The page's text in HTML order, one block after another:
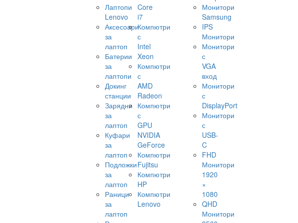
Лаптопи
Lenovo
Аксесоари
за
лаптоп
Батерии
за
лаптопи
Докинг
станции
Зарядни
за
лаптоп
Куфари
за
лаптоп
Подложки
за
лаптоп
Раници
за
лаптоп
Core
i7
Компютри
с
Intel
Xeon
Компютри
с
AMD
Radeon
Компютри
с
GPU
NVIDIA
GeForce
Компютри
Fujitsu
Компютри
HP
Компютри
Lenovo
Монитори
Samsung
IPS
Монитори
Монитори
с
VGA
вход
Монитори
с
DisplayPort
Монитори
с
USB-
C
FHD
Монитори
1920
×
1080
QHD
Монитори